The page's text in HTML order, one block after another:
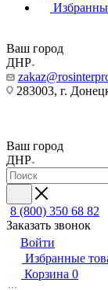
Ваш город
ДНР
283003, г.
Ваш город
ДНР
8 (800) 350 68 82
Заказать звонок
Войти
Избранные
Корзина 0